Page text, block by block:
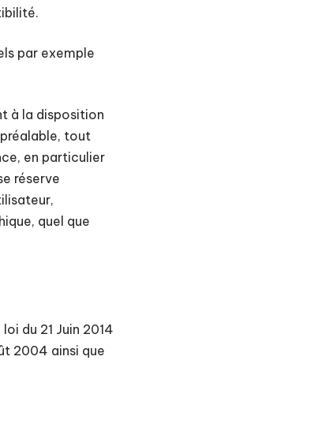
par exemple
à la disposition
tout
en particulier
réserve
quel que
du 21 Juin 2014
2004 ainsi que